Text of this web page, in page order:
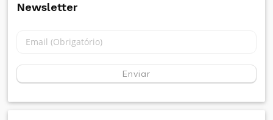
Newsletter
Enviar